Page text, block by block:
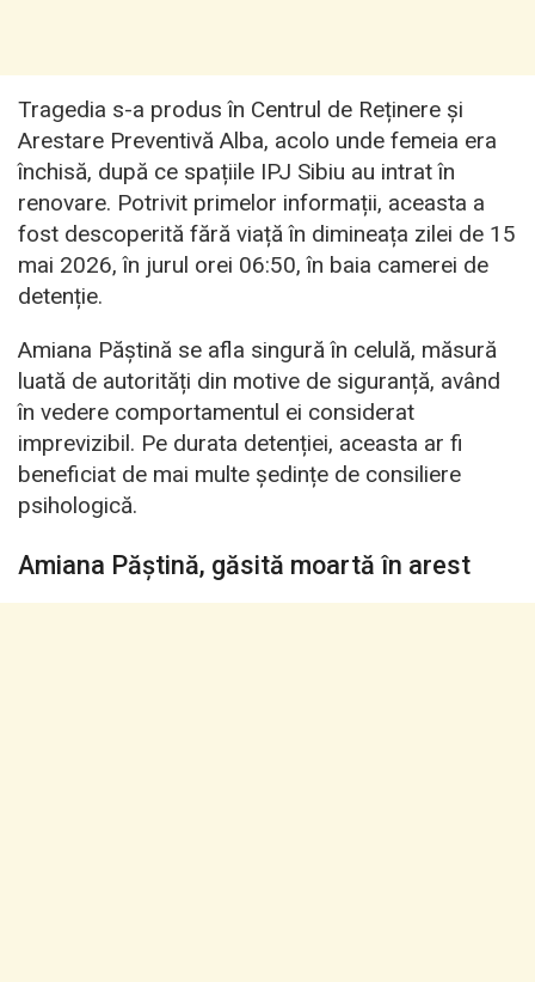
Tragedia s-a produs în Centrul de Reținere și
Arestare Preventivă Alba, acolo unde femeia era
închisă, după ce spațiile IPJ Sibiu au intrat în
renovare. Potrivit primelor informații, aceasta a
fost descoperită fără viață în dimineața zilei de 15
mai 2026, în jurul orei 06:50, în baia camerei de
detenție.
Amiana Păștină se afla singură în celulă, măsură
luată de autorități din motive de siguranță, având
în vedere comportamentul ei considerat
imprevizibil. Pe durata detenției, aceasta ar fi
beneficiat de mai multe ședințe de consiliere
psihologică.
Amiana Păștină, găsită moartă în arest